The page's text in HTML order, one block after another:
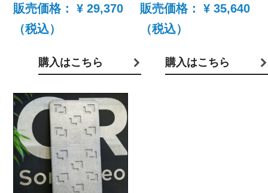
販売価格：
¥ 29,370
（税込）
購入はこちら
販売価格：
¥ 35,640
（税込）
購入はこちら